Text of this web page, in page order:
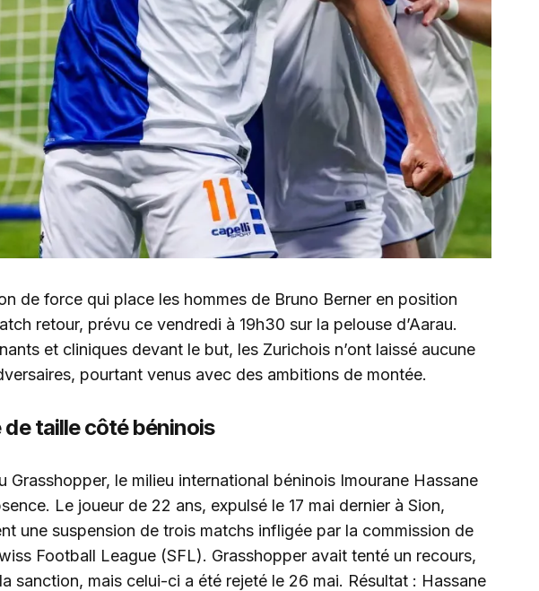
de force qui place les hommes de Bruno Berner en position
retour, prévu ce vendredi à 19h30 sur la pelouse d’Aarau.
et cliniques devant le but, les Zurichois n’ont laissé aucune
pourtant venus avec des ambitions de montée.
de taille côté béninois
Grasshopper, le milieu international béninois Imourane Hassane
Le joueur de 22 ans, expulsé le 17 mai dernier à Sion,
une suspension de trois matchs infligée par la commission de
Football League (SFL). Grasshopper avait tenté un recours,
sanction, mais celui-ci a été rejeté le 26 mai. Résultat : Hassane